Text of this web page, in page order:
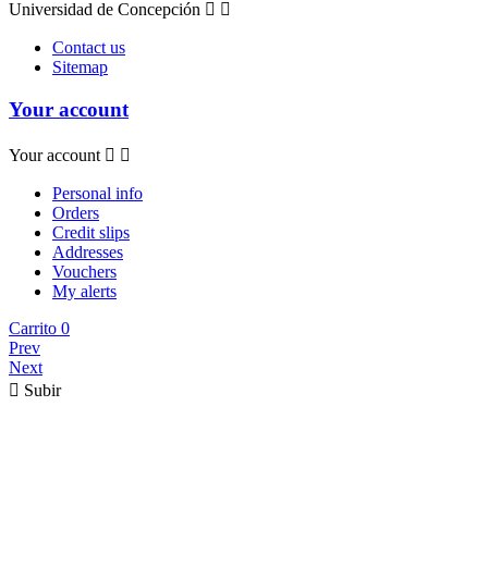
Universidad de Concepción  
Contact us
Sitemap
Your account
Your account  
Personal info
Orders
Credit slips
Addresses
Vouchers
My alerts
Carrito 0
Prev
Next
 Subir